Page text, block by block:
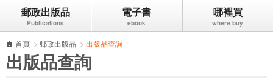
跳到主要內容區塊
郵政出版品 電子書 哪裡買
首頁 > 郵政出版品 > 出版品查詢
出版品查詢